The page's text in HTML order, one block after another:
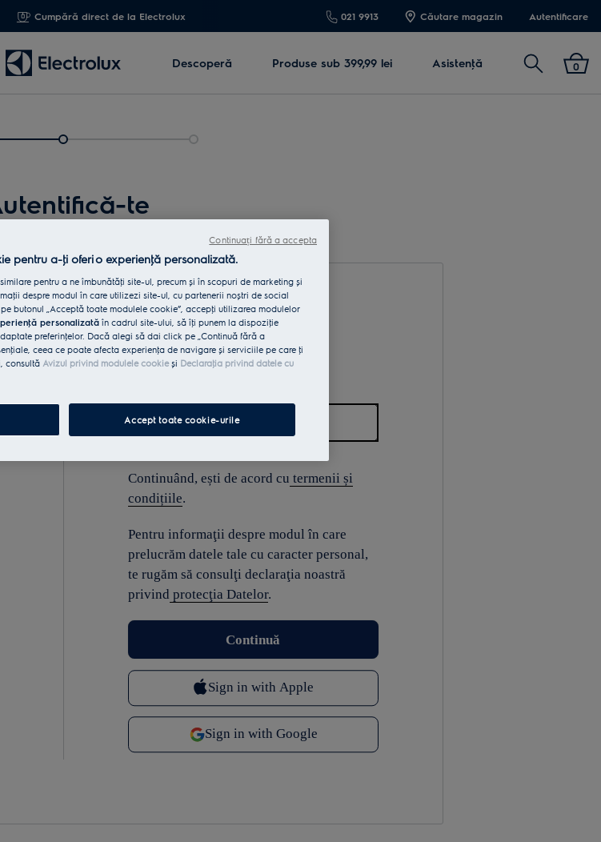
Cumpără direct de la Electrolux 021 9913 Căutare magazin Autentificare
Descoperă Produse sub 399,99 lei Asistenţă Cautare 0
te
Introdu e-mail
Continuând, ești de acord cu termenii și
condițiile.
Pentru informaţii despre modul în care
prelucrăm datele tale cu caracter personal,
te rugăm să consulţi declaraţia noastră
privind protecţia Datelor.
pentru a-ţi oferi o experienţă personalizată.
pentru a ne îmbunătăţi site-ul, precum și în scopuri de marketing și
despre modul în care utilizezi site-ul, cu partenerii noștri de social
butonul „Acceptă toate modulele cookie”, accepţi utilizarea modulelor
personalizată în cadrul site-ului, să îţi punem la dispoziţie
preferinţelor. Dacă alegi să dai click pe „Continuă fără a
ceea ce poate afecta experienţa de navigare și serviciile pe care ţi
consultă Avizul privind modulele cookieși Declaraţia privind datele cu
Accept toate cookie-urile
Continuați fără a accepta